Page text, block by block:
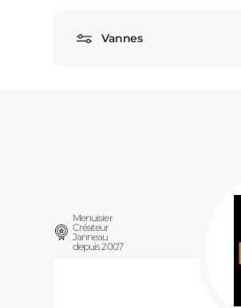
Vannes
Menuisier
Créateur
Janneau
depuis 2007